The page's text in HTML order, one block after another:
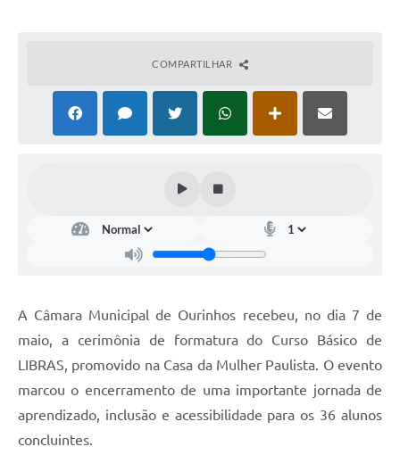
COMPARTILHAR
A Câmara Municipal de Ourinhos recebeu, no dia 7 de
maio, a cerimônia de formatura do Curso Básico de
LIBRAS, promovido na Casa da Mulher Paulista. O evento
marcou o encerramento de uma importante jornada de
aprendizado, inclusão e acessibilidade para os 36 alunos
concluintes.